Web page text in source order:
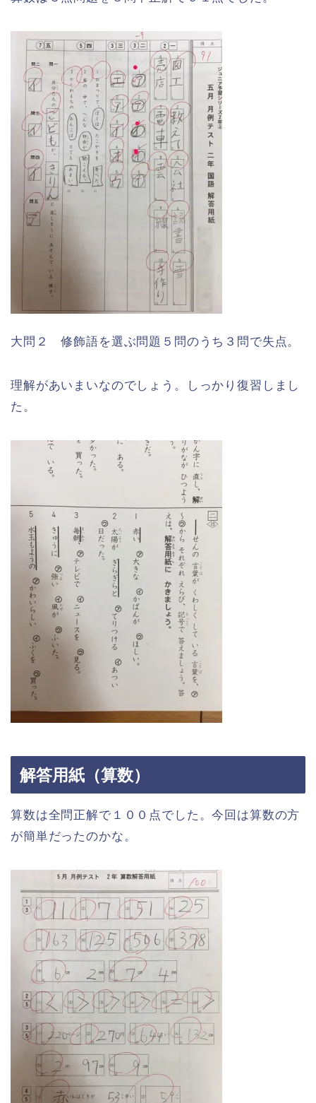
大問２ 修飾語を選ぶ問題５問のうち３問で失点。
理解があいまいなのでしょう。しっかり復習しまし
た。
解答用紙（算数）
算数は全問正解で１００点でした。今回は算数の方
が簡単だったのかな。